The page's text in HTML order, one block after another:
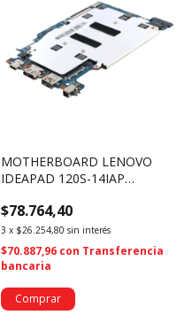
MOTHERBOARD LENOVO
IDEAPAD 120S-14IAP
32GB EMMC 5B20P23674
(2773)
$78.764,40
3 x $26.254,80 sin interés
$70.887,96 con Transferencia
bancaria